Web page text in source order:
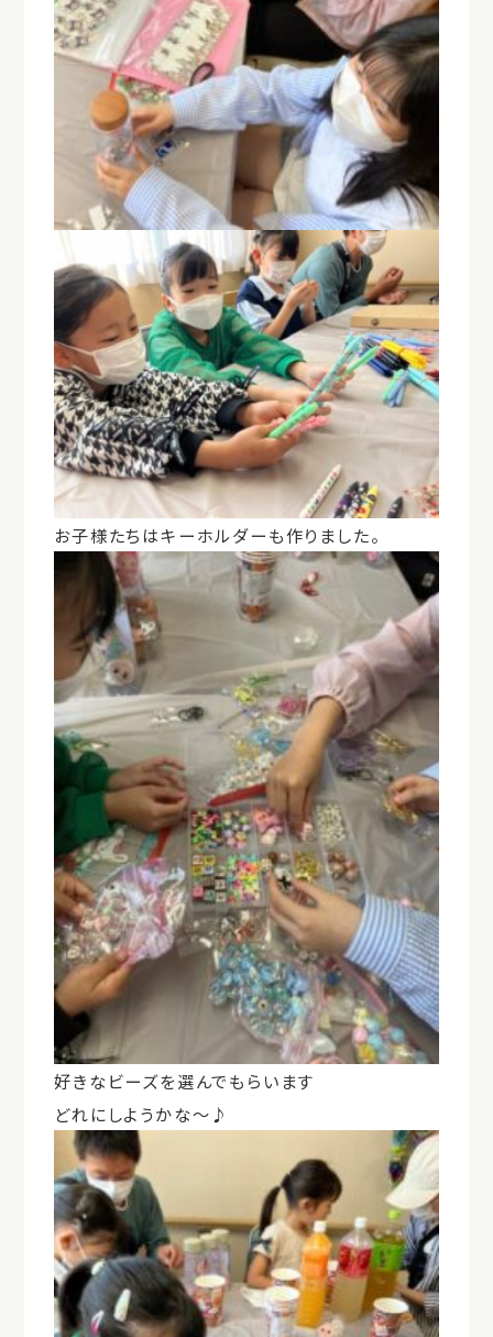
お子様たちはキーホルダーも作りました。
好きなビーズを選んでもらいます
どれにしようかな～♪